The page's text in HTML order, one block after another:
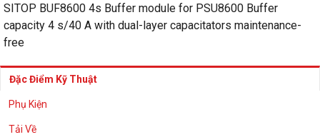
SITOP BUF8600 4s Buffer module for PSU8600 Buffer
capacity 4 s/40 A with dual-layer capacitators maintenance-
free
Đặc Điểm Kỹ Thuật
Phụ Kiện
Tải Về